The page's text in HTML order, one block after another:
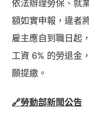
依法辦理勞保、就
額如實申報，違者
雇主應自到職日起
工資 6% 的勞退金
願提繳。
🔗勞動部新聞公告